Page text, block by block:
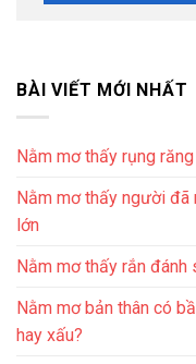
BÀI VIẾT MỚI NHẤT
Nằm mơ thấy rụng
Nằm mơ thấy người đã
lớn
Nằm mơ thấy rắn
Nằm mơ bản thân có
hay xấu?